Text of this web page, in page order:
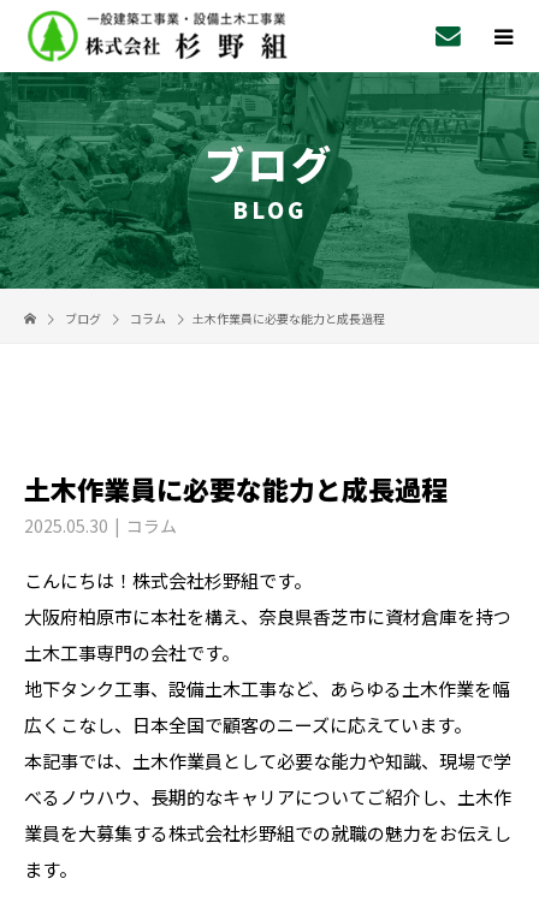
ブログ
BLOG
ブログ コラム 土木作業員に必要な能力と成長過程
土木作業員に必要な能力と成長過程
2025.05.30 コラム
こんにちは！株式会社杉野組です。
大阪府柏原市に本社を構え、奈良県香芝市に資材倉庫を持つ
土木工事専門の会社です。
地下タンク工事、設備土木工事など、あらゆる土木作業を幅
広くこなし、日本全国で顧客のニーズに応えています。
本記事では、土木作業員として必要な能力や知識、現場で学
べるノウハウ、長期的なキャリアについてご紹介し、土木作
業員を大募集する株式会社杉野組での就職の魅力をお伝えし
ます。